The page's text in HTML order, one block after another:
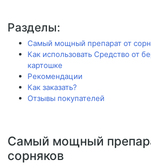
Разделы:
Самый мощный препарат от
Как использовать Средство от
картошке
Рекомендации
Как заказать?
Отзывы покупателей
Самый мощный
сорняков